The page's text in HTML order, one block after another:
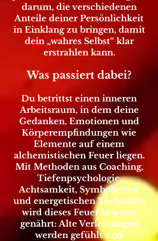
darum, die verschiedenen
Anteile deiner Persönlichkeit
in Einklang zu bringen, damit
dein „wahres Selbst“ klar
erstrahlen kann.
Was passiert dabei?
Du betrittst einen inneren
Arbeitsraum, in dem deine
Gedanken, Emotionen und
Körperempfindungen wie
Elemente auf einem
alchemistischen Feuer liegen.
Mit Methoden aus Coaching,
Tiefenpsychologie,
Achtsamkeit, Symbolarbeit
und energetischen Techniken
wird dieses Feuer bewusst
genährt: Alte Verletzungen
werden gefühlt und